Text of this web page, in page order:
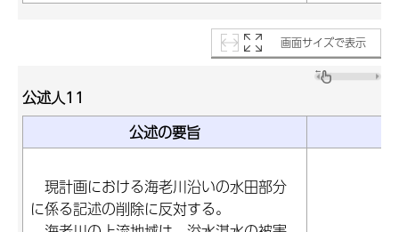
画面サイズで表示
公述人11
公述の要旨
現計画における海老川沿いの水田部分
に係る記述の削除に反対する。